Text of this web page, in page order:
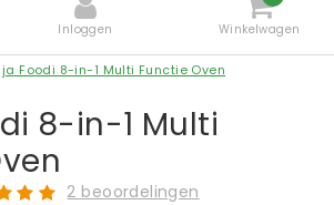
Inloggen Winkelwagen
Foodi 8-in-1 Multi Functie Oven
8-in-1 Multi
2 beoordelingen